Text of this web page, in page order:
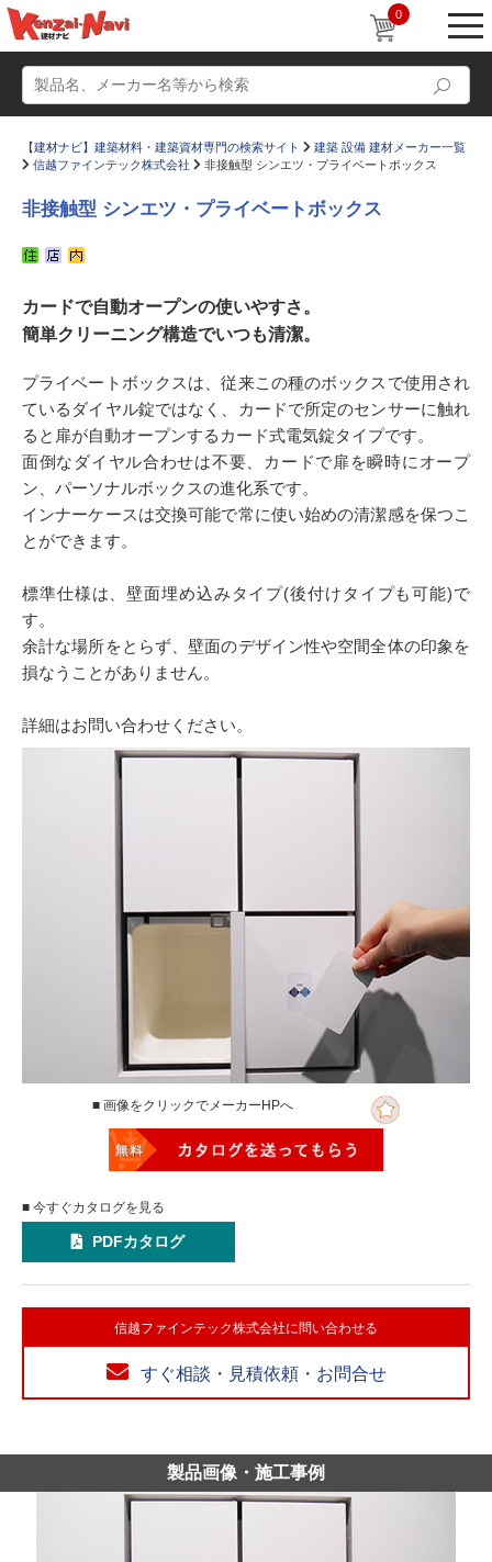
0
かたなび コラム
Q＆A 販売・施工代理店募集
お気に入り
【建材ナビ】建築材料・建築資材専門の検索サイト
建築 設備 建材メーカー一覧
信越ファインテック株式会社
非接触型 シンエツ・プライベートボックス
非接触型 シンエツ・プライベートボックス
カードで自動オープンの使いやすさ。
簡単クリーニング構造でいつも清潔。
プライベートボックスは、従来この種のボックスで使用され
ているダイヤル錠ではなく、カードで所定のセンサーに触れ
ると扉が自動オープンするカード式電気錠タイプです。
面倒なダイヤル合わせは不要、カードで扉を瞬時にオープ
ン、パーソナルボックスの進化系です。
インナーケースは交換可能で常に使い始めの清潔感を保つこ
とができます。
標準仕様は、壁面埋め込みタイプ(後付けタイプも可能)で
す。
余計な場所をとらず、壁面のデザイン性や空間全体の印象を
損なうことがありません。
詳細はお問い合わせください。
■ 画像をクリックでメーカーHPへ
■ 今すぐカタログを見る
PDFカタログ
信越ファインテック株式会社に問い合わせる
すぐ相談・見積依頼・お問合せ
製品画像・施工事例